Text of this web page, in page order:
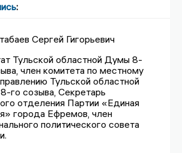
:
Сергей Гигорьевич
Тульской областной Думы 8-
член комитета по местному
Тульской областной
го созыва, Секретарь
отделения Партии «Единая
города Ефремов, член
политического совета